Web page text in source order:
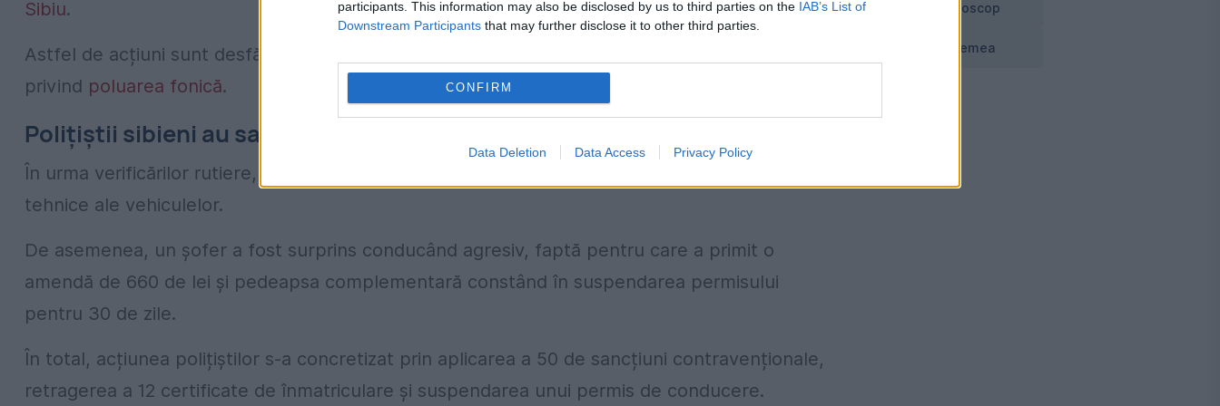
participants. This information may also be disclosed by us to third parties on the IAB’s List of
Downstream Participants that may further disclose it to other third parties.
CONFIRM
Data Deletion Data Access Privacy Policy
Sibiu.
Astfel de acțiuni sunt desfășurate periodic, ca răspuns la sesizările frecvente ale cetățenilor
privind poluarea fonică.
Polițiștii sibieni au sancționat și un șofer care a condus agresiv
În urma verificărilor rutiere, polițiștii au aplicat 23 de sancțiuni pentru diverse defecțiuni
tehnice ale vehiculelor.
De asemenea, un șofer a fost surprins conducând agresiv, faptă pentru care a primit o
amendă de 660 de lei și pedeapsa complementară constând în suspendarea permisului
pentru 30 de zile.
În total, acțiunea polițiștilor s-a concretizat prin aplicarea a 50 de sancțiuni contravenționale,
retragerea a 12 certificate de înmatriculare și suspendarea unui permis de conducere.
Horoscop
Vremea